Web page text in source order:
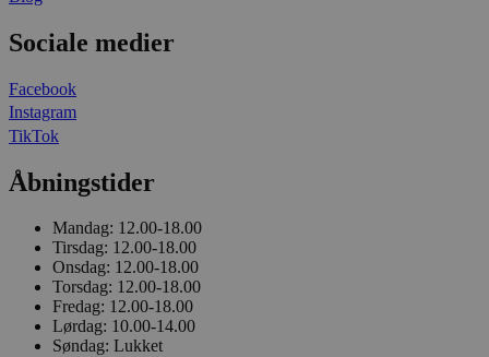
Sociale medier
Facebook
Instagram
TikTok
Åbningstider
Mandag: 12.00-18.00
Tirsdag: 12.00-18.00
Onsdag: 12.00-18.00
Torsdag: 12.00-18.00
Fredag: 12.00-18.00
Lørdag: 10.00-14.00
Søndag: Lukket